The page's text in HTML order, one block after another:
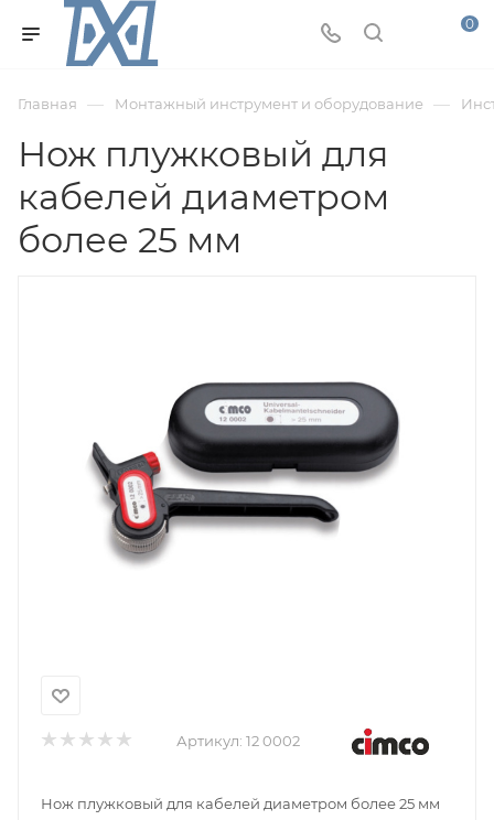
0
Главная — Монтажный инструмент и оборудование —
Нож плужковый для
кабелей диаметром
более 25 мм
Артикул: 12 0002
Нож плужковый для кабелей диаметром более 25 мм